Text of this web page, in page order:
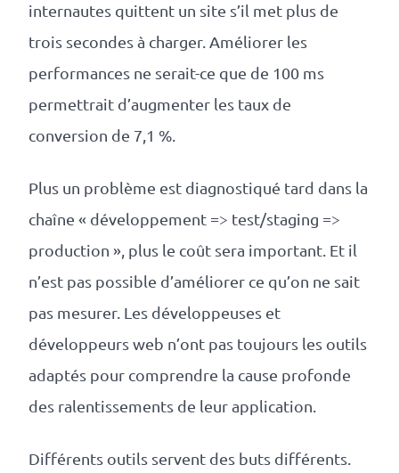
internautes quittent un site s’il met plus de
trois secondes à charger. Améliorer les
performances ne serait-ce que de 100 ms
permettrait d’augmenter les taux de
conversion de 7,1 %.
Plus un problème est diagnostiqué tard dans la
chaîne « développement => test/staging =>
production », plus le coût sera important. Et il
n’est pas possible d’améliorer ce qu’on ne sait
pas mesurer. Les développeuses et
développeurs web n’ont pas toujours les outils
adaptés pour comprendre la cause profonde
des ralentissements de leur application.
Différents outils servent des buts différents.